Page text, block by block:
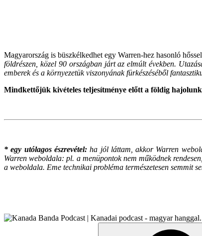
Magyarország is büszkélkedhet egy Warren-hez hasonló
földrészen, közel 90 országban járt az elmúlt években.
emberek és a környezetük viszonyának fürkészéséből
Mindkettőjük kivételes teljesítménye előtt a földig
* egy utólagos észrevétel:ha jól láttam, akkor Warren
Warren weboldala: pl. a menüpontok nem működnek
a weboldala. Eme technikai probléma természetesen semmit